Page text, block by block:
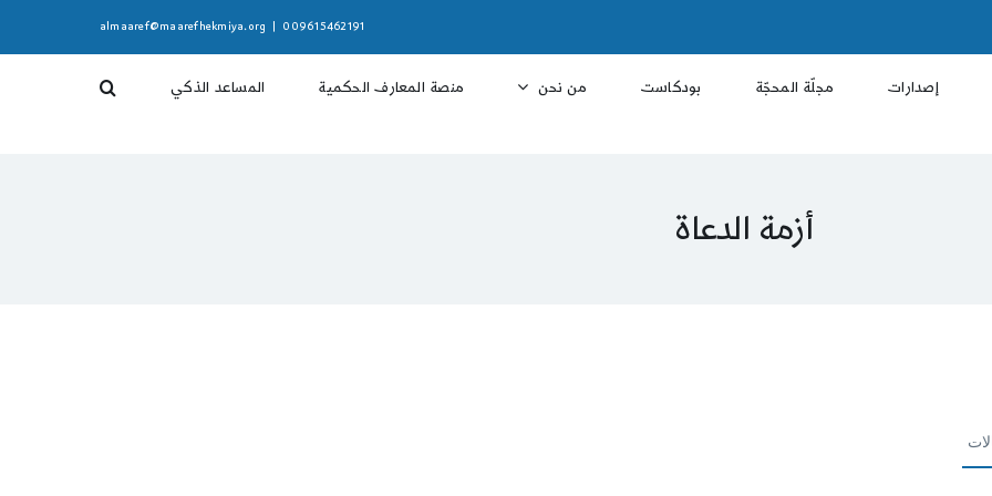
009615462191
almaaref@maarefhekmiya.org
إصدارات مجلّة المحجّة بودكاست من نحن منصة المعارف الحكمية المساعد الذكي
أزمة الدعاة